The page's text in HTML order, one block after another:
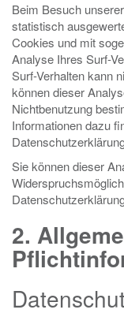
Beim Besuch
statistisch
Cookies und mit
Analyse Ihres Surf-
Surf-Verhalten kann
können dieser
Nichtbenutzung
Informationen dazu
Sie können dieser
2.